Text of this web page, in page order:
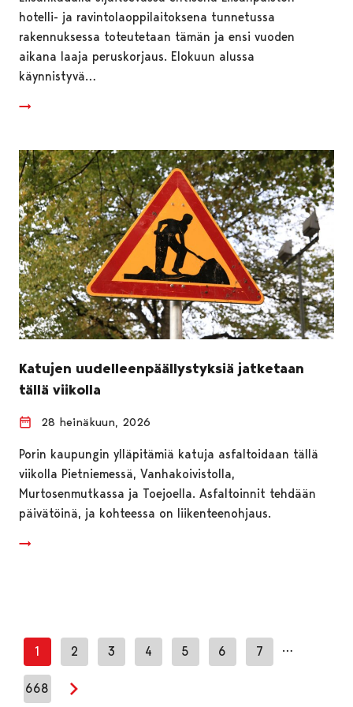
hotelli- ja ravintolaoppilaitoksena tunnetussa
rakennuksessa toteutetaan tämän ja ensi vuoden
aikana laaja peruskorjaus. Elokuun alussa
käynnistyvä…
Katujen uudelleenpäällystyksiä jatketaan
tällä viikolla
28 heinäkuun, 2026
Porin kaupungin ylläpitämiä katuja asfaltoidaan tällä
viikolla Pietniemessä, Vanhakoivistolla,
Murtosenmutkassa ja Toejoella. Asfaltoinnit tehdään
päivätöinä, ja kohteessa on liikenteenohjaus.
1 2 3 4 5 6 7 …
668